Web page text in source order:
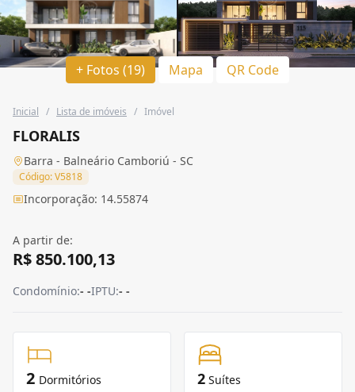
+ Fotos (19) Mapa QR Code
Inicial / Lista de imóveis / Imóvel
FLORALIS
Barra - Balneário Camboriú - SC
Código: V5818
Incorporação: 14.55874
A partir de:
R$ 850.100,13
Condomínio:- -IPTU:- -
2 Dormitórios 2 Suítes